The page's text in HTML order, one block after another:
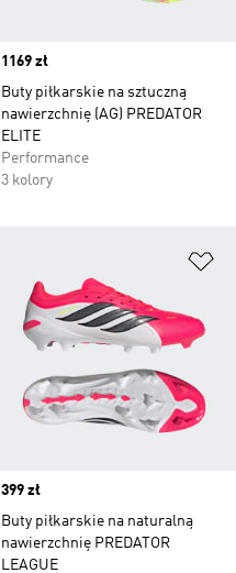
Price
1169 zł
Buty piłkarskie na sztuczną
nawierzchnię (AG) PREDATOR
ELITE
Performance
3 kolory
Price
399 zł
Buty piłkarskie na naturalną
nawierzchnię PREDATOR
LEAGUE